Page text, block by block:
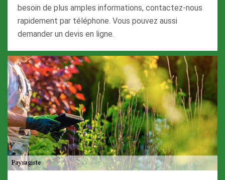
besoin de plus amples informations, contactez-nous
rapidement par téléphone. Vous pouvez aussi
demander un devis en ligne.